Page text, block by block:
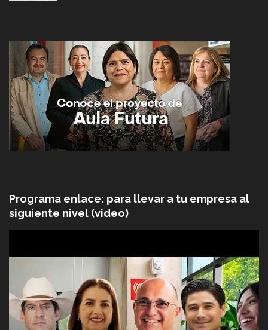
Programa enlace: para llevar a tu empresa al
siguiente nivel (video)